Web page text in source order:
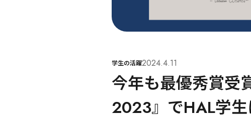
学生の活躍2024.4.11
今年も最優秀賞受
2023』でHAL学